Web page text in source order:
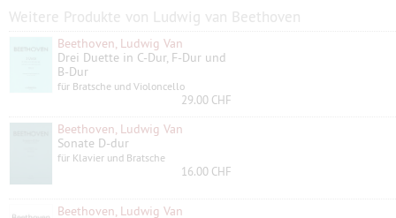
Weitere Produkte von Ludwig van Beethoven
Beethoven, Ludwig Van
Drei Duette in C-Dur, F-Dur und
B-Dur
für Bratsche und Violoncello
29.00 CHF
Beethoven, Ludwig Van
Sonate D-dur
für Klavier und Bratsche
16.00 CHF
Beethoven, Ludwig Van